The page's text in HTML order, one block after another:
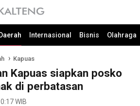
Internasional Bisnis Olahraga
Kapuas
Kapuas siapkan posko
di perbatasan
WIB